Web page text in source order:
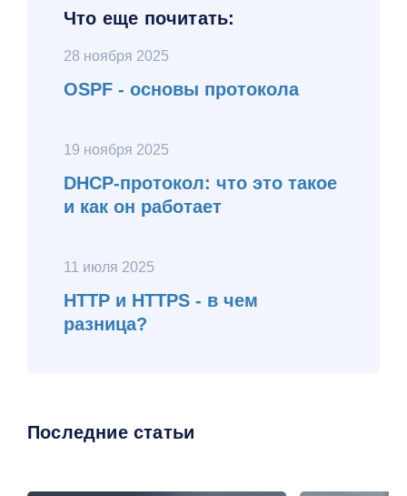
Что еще почитать:
28 ноября 2025
OSPF - основы протокола
19 ноября 2025
DHCP-протокол: что это такое
и как он работает
11 июля 2025
HTTP и HTTPS - в чем
разница?
Последние статьи